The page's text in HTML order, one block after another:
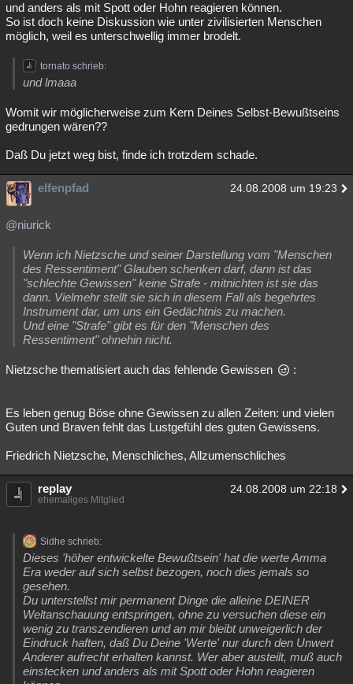
und anders als mit Spott oder Hohn reagieren können.
So ist doch keine Diskussion wie unter zivilisierten Menschen
möglich, weil es unterschwellig immer brodelt.
tornato schrieb:
und lmaaa
Womit wir möglicherweise zum Kern Deines Selbst-Bewußtseins
gedrungen wären??
Daß Du jetzt weg bist, finde ich trotzdem schade.
elfenpfad 24.08.2008 um 19:23
@niurick
Wenn ich Nietzsche und seiner Darstellung vom "Menschen
des Ressentiment" Glauben schenken darf, dann ist das
"schlechte Gewissen" keine Strafe - mitnichten ist sie das
dann. Vielmehr stellt sie sich in diesem Fall als begehrtes
Instrument dar, um uns ein Gedächtnis zu machen.
Und eine "Strafe" gibt es für den "Menschen des
Ressentiment" ohnehin nicht.
Nietzsche thematisiert auch das fehlende Gewissen :
Es leben genug Böse ohne Gewissen zu allen Zeiten: und vielen
Guten und Braven fehlt das Lustgefühl des guten Gewissens.
Friedrich Nietzsche, Menschliches, Allzumenschliches
replay 24.08.2008 um 22:18
ehemaliges Mitglied
Sidhe schrieb:
Dieses 'höher entwickelte Bewußtsein' hat die werte Amma
Era weder auf sich selbst bezogen, noch dies jemals so
gesehen.
Du unterstellst mir permanent Dinge die alleine DEINER
Weltanschauung entspringen, ohne zu versuchen diese ein
wenig zu transzendieren und an mir bleibt unweigerlich der
Eindruck haften, daß Du Deine 'Werte' nur durch den Unwert
Anderer aufrecht erhalten kannst. Wer aber austeilt, muß auch
einstecken und anders als mit Spott oder Hohn reagieren